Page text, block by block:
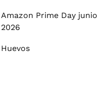
Amazon Prime Day junio
2026
Huevos